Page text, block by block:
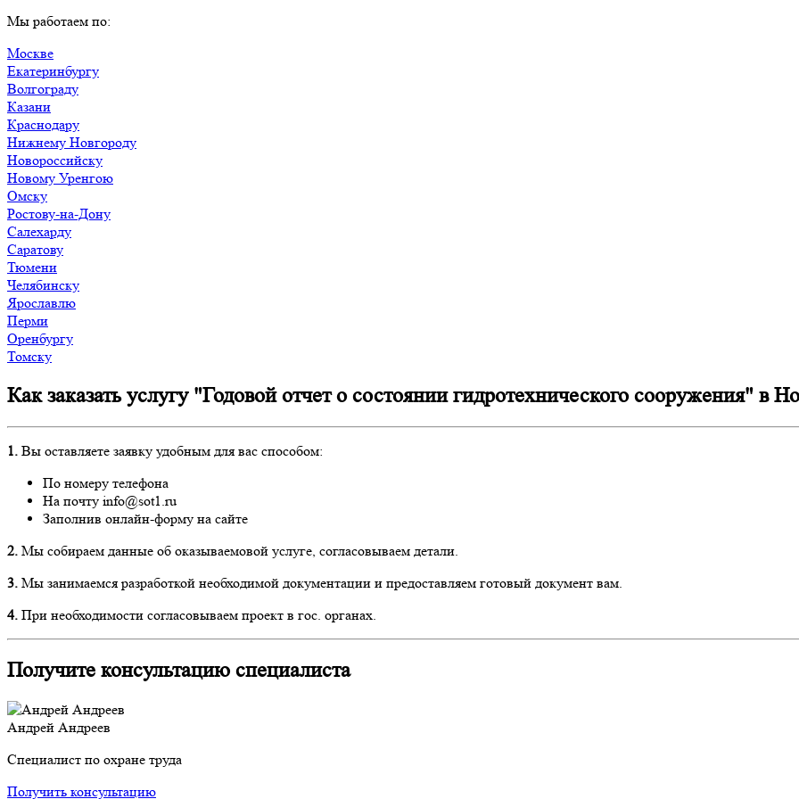
Мы работаем по:
Москве
Екатеринбургу
Волгограду
Казани
Краснодару
Нижнему Новгороду
Новороссийску
Новому Уренгою
Омску
Ростову-на-Дону
Салехарду
Саратову
Тюмени
Челябинску
Ярославлю
Перми
Оренбургу
Томску
Как заказать услугу "Годовой отчет о состоянии гидротехнического сооружения" в
1. Вы оставляете заявку удобным для вас способом:
По номеру телефона
На почту info@sot1.ru
Заполнив онлайн-форму на сайте
2. Мы собираем данные об оказываемовой услуге, согласовываем детали.
3. Мы занимаемся разработкой необходимой документации и предоставляем готовый документ вам.
4. При необходимости согласовываем проект в гос. органах.
Получите консультацию специалиста
Андрей Андреев
Специалист по охране труда
Получить консультацию